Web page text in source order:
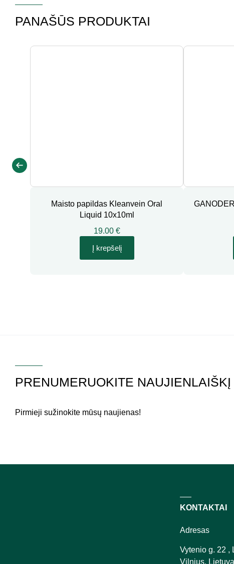
PANAŠŪS PRODUKTAI
Maisto papildas Kleanvein Oral
Liquid 10x10ml
19.00 €
Į krepšelį
PRENUMERUOKITE NAUJIENLAIŠKĮ
Pirmieji sužinokite mūsų naujienas!
KONTAKTAI
Adresas
Vytenio g. 22 ,
Vilnius, Lietuva